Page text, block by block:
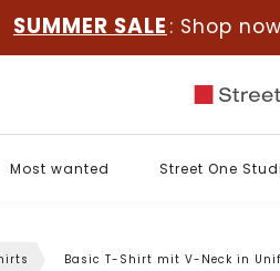
SUMMER SALE : Shop
Most wanted Street One
Basic T-Shirt mit V-Neck in